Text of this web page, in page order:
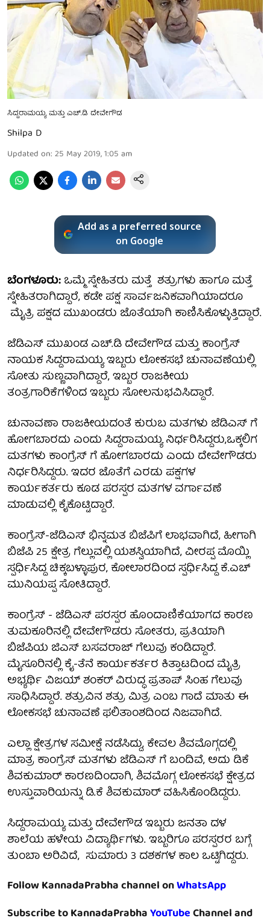
ಸಿದ್ದರಾಮಯ್ಯ ಮತ್ತು ಎಚ್.ಡಿ ದೇವೇಗೌಡ
Shilpa D
Updated on: 25 May 2019, 1:05 am
Add as a preferred source
on Google
ಬೆಂಗಳೂರು:ಒಮ್ಮೆ ಸ್ನೇಹಿತರು ಮತ್ತೆ ಶತ್ರುಗಳು ಹಾಗೂ ಮತ್ತೆ
ಸ್ನೇಹಿತರಾಗಿದ್ದಾರೆ, ಕಡೇ ಪಕ್ಷ ಸಾರ್ವಜನಿಕವಾಗಿಯಾದರೂ
ಮೈತ್ರಿ ಪಕ್ಷದ ಮುಖಂಡರು ಜೊತೆಯಾಗಿ ಕಾಣಿಸಿಕೊಳ್ಳುತ್ತಿದ್ದಾರೆ.
ಜೆಡಿಎಸ್ ಮುಖಂಡ ಎಚ್.ಡಿ ದೇವೇಗೌಡ ಮತ್ತು ಕಾಂಗ್ರೆಸ್
ನಾಯಕ ಸಿದ್ದರಾಮಯ್ಯ ಇಬ್ಬರು ಲೋಕಸಭೆ ಚುನಾವಣೆಯಲ್ಲಿ
ಸೋತು ಸುಣ್ಣವಾಗಿದ್ದಾರೆ, ಇಬ್ಬರ ರಾಜಕೀಯ
ತಂತ್ರಗಾರಿಕೆಗಳಿಂದ ಇಬ್ಬರು ಸೋಲನುಭವಿಸಿದ್ದಾರೆ.
ಚುನಾವಣಾ ರಾಜಕೀಯದಂತೆ ಕುರುಬ ಮತಗಳು ಜೆಡಿಎಸ್ ಗೆ
ಹೋಗಬಾರದು ಎಂದು ಸಿದ್ದರಾಮಯ್ಯ ನಿರ್ಧರಿಸಿದ್ದರು,ಒಕ್ಕಲಿಗ
ಮತಗಳು ಕಾಂಗ್ರೆಸ್ ಗೆ ಹೋಗಬಾರದು ಎಂದು ದೇವೇಗೌಡರು
ನಿರ್ಧರಿಸಿದ್ದರು. ಇದರ ಜೊತೆಗೆ ಎರಡು ಪಕ್ಷಗಳ
ಕಾರ್ಯಕರ್ತರು ಕೂಡ ಪರಸ್ಪರ ಮತಗಳ ವರ್ಗಾವಣೆ
ಮಾಡುವಲ್ಲಿ ಕೈಕೊಟ್ಟಿದ್ದಾರೆ.
ಕಾಂಗ್ರೆಸ್-ಜೆಡಿಎಸ್ ಭಿನ್ನಮತ ಬಿಜೆಪಿಗೆ ಲಾಭವಾಗಿದೆ, ಹೀಗಾಗಿ
ಬಿಜೆಪಿ 25 ಕ್ಷೇತ್ರ ಗೆಲ್ಲುವಲ್ಲಿ ಯಶಸ್ವಿಯಾಗಿದೆ, ವೀರಪ್ಪ ಮೊಯ್ಲಿ
ಸ್ಪರ್ಧಿಸಿದ್ದ ಚಿಕ್ಕಬಳ್ಳಾಪುರ, ಕೋಲಾರದಿಂದ ಸ್ಪರ್ಧಿಸಿದ್ದ ಕೆ.ಎಚ್
ಮುನಿಯಪ್ಪ ಸೋತಿದ್ದಾರೆ.
ಕಾಂಗ್ರೆಸ್ - ಜೆಡಿಎಸ್ ಪರಸ್ಪರ ಹೊಂದಾಣಿಕೆಯಾಗದ ಕಾರಣ
ತುಮಕೂರಿನಲ್ಲಿ ದೇವೇಗೌಡರು ಸೋತರು, ಪ್ರತಿಯಾಗಿ
ಬಿಜೆಪಿಯ ಜಿಎಸ್ ಬಸವರಾಜ್ ಗೆಲುವು ಕಂಡಿದ್ದಾರೆ.
ಮೈಸೂರಿನಲ್ಲಿ ಕೈ-ತೆನೆ ಕಾರ್ಯಕರ್ತರ ಕಿತ್ತಾಟದಿಂದ ಮೈತ್ರಿ
ಅಭ್ಯರ್ಥಿ ವಿಜಯ್ ಶಂಕರ್ ವಿರುದ್ಧ ಪ್ರತಾಪ್ ಸಿಂಹ ಗೆಲುವು
ಸಾಧಿಸಿದ್ದಾರೆ. ಶತ್ರುವಿನ ಶತ್ರು ಮಿತ್ರ ಎಂಬ ಗಾದೆ ಮಾತು ಈ
ಲೋಕಸಭೆ ಚುನಾವಣೆ ಫಲಿತಾಂಶದಿಂದ ನಿಜವಾಗಿದೆ.
ಎಲ್ಲಾ ಕ್ಷೇತ್ರಗಳ ಸಮೀಕ್ಷೆ ನಡೆಸಿದ್ದು, ಕೇವಲ ಶಿವಮೊಗ್ಗದಲ್ಲಿ
ಮಾತ್ರ ಕಾಂಗ್ರೆಸ್ ಮತಗಳು ಜೆಡಿಎಸ್ ಗೆ ಬಂದಿವೆ, ಅದು ಡಿಕೆ
ಶಿವಕುಮಾರ್ ಕಾರಣದಿಂದಾಗಿ, ಶಿವಮೊಗ್ಗ ಲೋಕಸಭೆ ಕ್ಷೇತ್ರದ
ಉಸ್ತುವಾರಿಯನ್ನು ಡಿ.ಕೆ ಶಿವಕುಮಾರ್ ವಹಿಸಿಕೊಂಡಿದ್ದರು.
ಸಿದ್ದರಾಮಯ್ಯ ಮತ್ತು ದೇವೇಗೌಡ ಇಬ್ಬರು ಜನತಾ ದಳ
ಶಾಲೆಯ ಹಳೇಯ ವಿದ್ಯಾರ್ಥಿಗಳು. ಇಬ್ಬರಿಗೂ ಪರಸ್ಪರರ ಬಗ್ಗೆ
ತುಂಬಾ ಅರಿವಿದೆ, ಸುಮಾರು 3 ದಶಕಗಳ ಕಾಲ ಒಟ್ಟಿಗಿದ್ದರು.
Follow KannadaPrabha channel onWhatsApp
Subscribe to KannadaPrabhaYouTubeChannel and